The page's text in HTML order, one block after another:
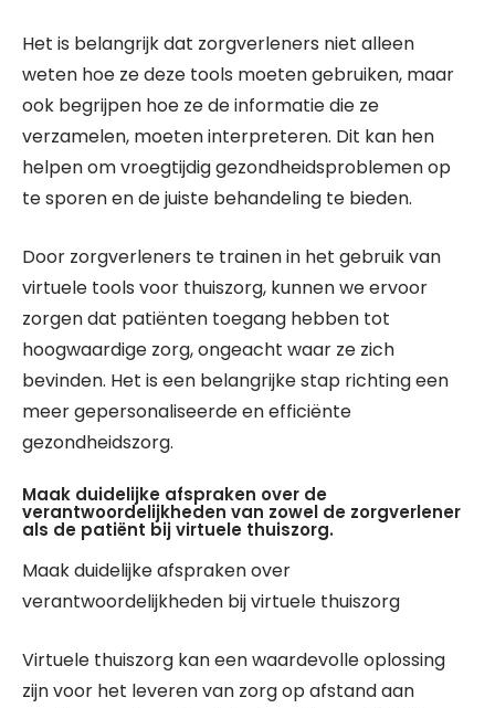
Het is belangrijk dat zorgverleners niet alleen
weten hoe ze deze tools moeten gebruiken, maar
ook begrijpen hoe ze de informatie die ze
verzamelen, moeten interpreteren. Dit kan hen
helpen om vroegtijdig gezondheidsproblemen op
te sporen en de juiste behandeling te bieden.
Door zorgverleners te trainen in het gebruik van
virtuele tools voor thuiszorg, kunnen we ervoor
zorgen dat patiënten toegang hebben tot
hoogwaardige zorg, ongeacht waar ze zich
bevinden. Het is een belangrijke stap richting een
meer gepersonaliseerde en efficiënte
gezondheidszorg.
Maak duidelijke afspraken over de
verantwoordelijkheden van zowel de zorgverlener
als de patiënt bij virtuele thuiszorg.
Maak duidelijke afspraken over
verantwoordelijkheden bij virtuele thuiszorg
Virtuele thuiszorg kan een waardevolle oplossing
zijn voor het leveren van zorg op afstand aan